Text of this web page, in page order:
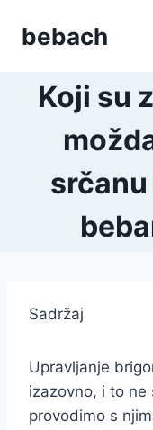
bebach
Koji su
srčanu
Sadržaj
Upravljanje
izazovno, i to ne
provodimo s